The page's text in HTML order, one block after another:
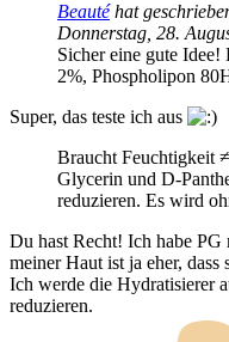
Beautéhat
Donnerstag, 28.
Sicher eine gute
2%, Phospholipon
Super, das teste ich aus
Braucht Feuchtigkeit
Glycerin und D-
reduzieren. Es wird
Du hast Recht! Ich habe PG
meiner Haut ist ja eher,
Ich werde die Hydratisierer
reduzieren.